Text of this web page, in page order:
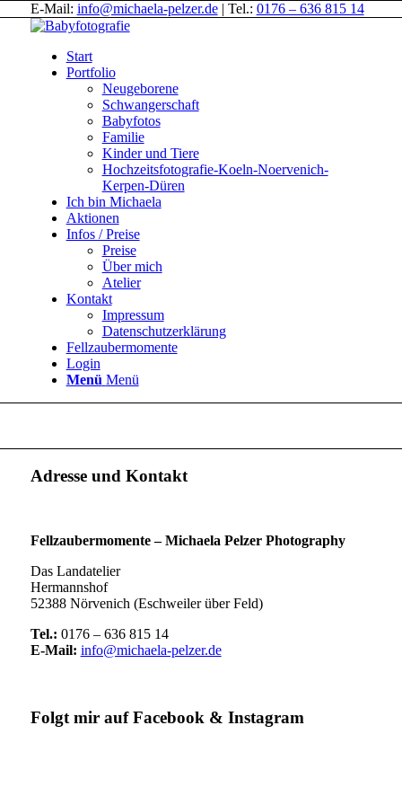
E-Mail: info@michaela-pelzer.de| Tel.: 0176 – 636 815 14
Start
Portfolio
Neugeborene
Schwangerschaft
Babyfotos
Familie
Kinder und Tiere
Hochzeitsfotografie-Koeln-Noervenich-
Kerpen-Düren
Ich bin Michaela
Aktionen
Infos / Preise
Preise
Über mich
Atelier
Kontakt
Impressum
Datenschutzerklärung
Fellzaubermomente
Login
Menü Menü
Adresse und Kontakt
Fellzaubermomente –Michaela Pelzer Photography
Das Landatelier
Hermannshof
52388 Nörvenich (Eschweiler über Feld)
Tel.: 0176 – 636 815 14
E-Mail: info@michaela-pelzer.de
Folgt mir auf Facebook & Instagram